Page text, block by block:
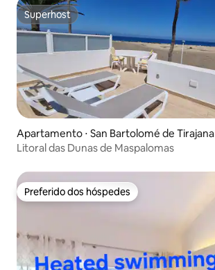
Superhost
Superhost
Apartamento ⋅ San Bartolomé de Tirajana
Litoral das Dunas de Maspalomas
Preferido dos hóspedes
Preferido dos hóspedes